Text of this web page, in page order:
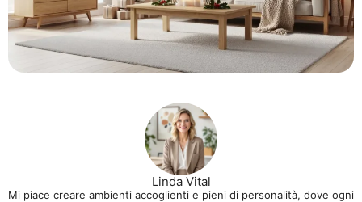
Linda Vital
Mi piace creare ambienti accoglienti e pieni di personalità, dove ogni